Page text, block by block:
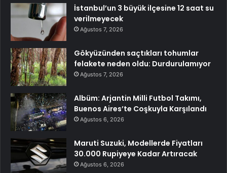
İstanbul’un 3 büyük ilçesine 12 saat su
verilmeyecek
Ağustos 7, 2026
Gökyüzünden saçtıkları tohumlar
felakete neden oldu: Durdurulamıyor
Ağustos 7, 2026
Albüm: Arjantin Milli Futbol Takımı,
Buenos Aires’te Coşkuyla Karşılandı
Ağustos 6, 2026
Maruti Suzuki, Modellerde Fiyatları
30.000 Rupiyeye Kadar Artıracak
Ağustos 6, 2026